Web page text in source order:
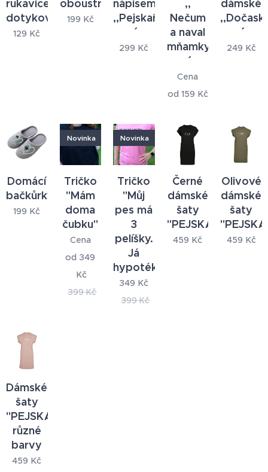
rukavice
dotykové
129 Kč
oboustranná
199 Kč
nápisem
,,Pejskař
299 Kč
,,
Nečum
a naval
mňamky
Cena
od 159 Kč
dámské
249 Kč
Domácí
bačkůrky
199 Kč
Tričko
"Mám
doma
čubku"
Novinka
Cena
od 349
Kč
399Kč
Tričko
"Můj
pes má
3
pelíšky.
Já
hypotéku."
Novinka
349 Kč
399Kč
Černé
dámské
šaty
"PEJSKAŘ"
459 Kč
Olivové
dámské
šaty
459 Kč
Dámské
šaty
"PEJSKAŘ"
různé
barvy
459 Kč